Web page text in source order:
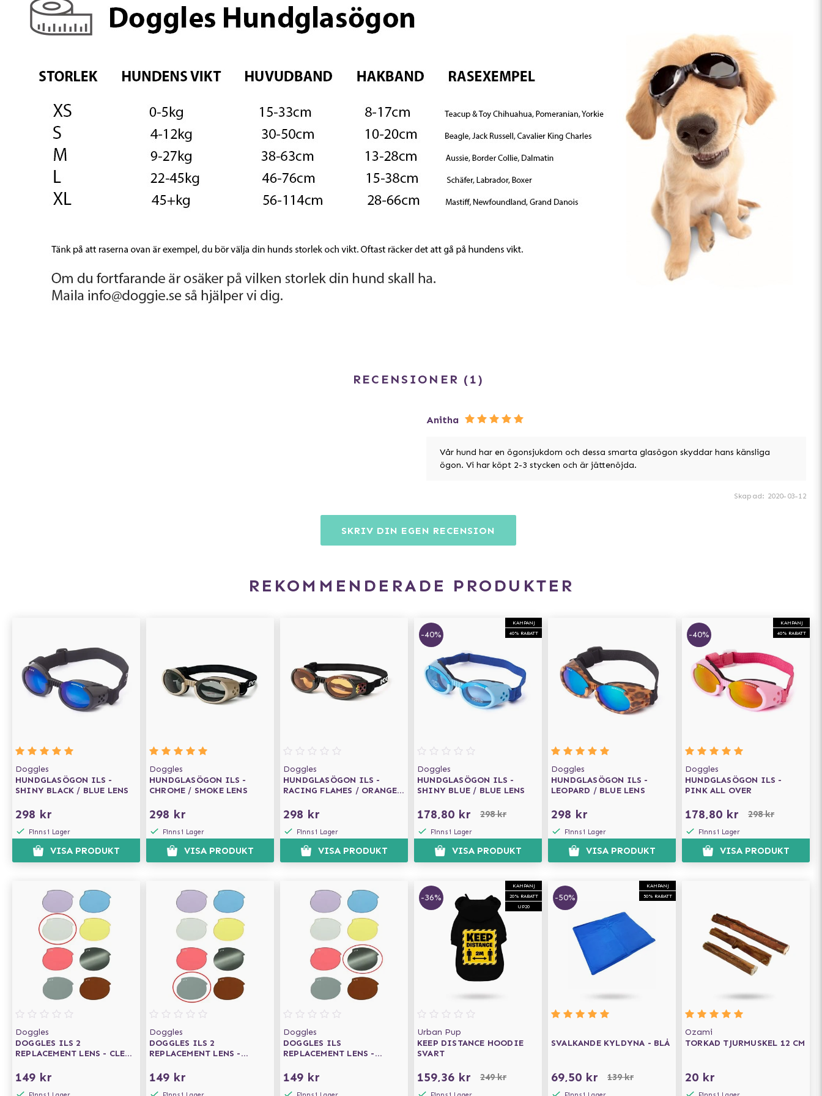
RECENSIONER 1
Anitha
Vår hund har en ögonsjukdom och dessa smarta glasögon skyddar hans känsliga
ögon. Vi har köpt 2-3 stycken och är jättenöjda.
Skapad: 2020-03-12
SKRIV DIN EGEN RECENSION
REKOMMENDERADE PRODUKTER
Doggles
HUNDGLASÖGON ILS -
SHINY BLACK / BLUE LENS
298 kr
Finns i Lager
VISA PRODUKT
Doggles
HUNDGLASÖGON ILS -
CHROME / SMOKE LENS
298 kr
Finns i Lager
VISA PRODUKT
Doggles
HUNDGLASÖGON ILS -
RACING FLAMES / ORANGE
298 kr
Finns i Lager
VISA PRODUKT
KAMPANJ
40% RABATT
-40%
Doggles
HUNDGLASÖGON ILS -
SHINY BLUE / BLUE LENS
178,80 kr 298 kr
Finns i Lager
VISA PRODUKT
Doggles
HUNDGLASÖGON ILS -
LEOPARD / BLUE LENS
298 kr
Finns i Lager
VISA PRODUKT
KAMPANJ
40% RABATT
-40%
Doggles
HUNDGLASÖGON ILS -
PINK ALL OVER
178,80 kr 298 kr
Finns i Lager
VISA PRODUKT
Doggles
DOGGLES ILS 2
REPLACEMENT LENS - CLEAR
149 kr
Doggles
DOGGLES ILS 2
REPLACEMENT LENS -
ERSÄTTNINGSLINSER
149 kr
Doggles
DOGGLES ILS
REPLACEMENT LENS -
LENS) -
ERSÄTTNINGSLINSER
149 kr
KAMPANJ
20% RABATT
UP20
-36%
Urban Pup
KEEP DISTANCE HOODIE
SVART
159,36 kr 249 kr
KAMPANJ
50% RABATT
-50%
SVALKANDE KYLDYNA - BLÅ
69,50 kr 139 kr
Ozami
TORKAD TJURMUSKEL 12 CM
20 kr